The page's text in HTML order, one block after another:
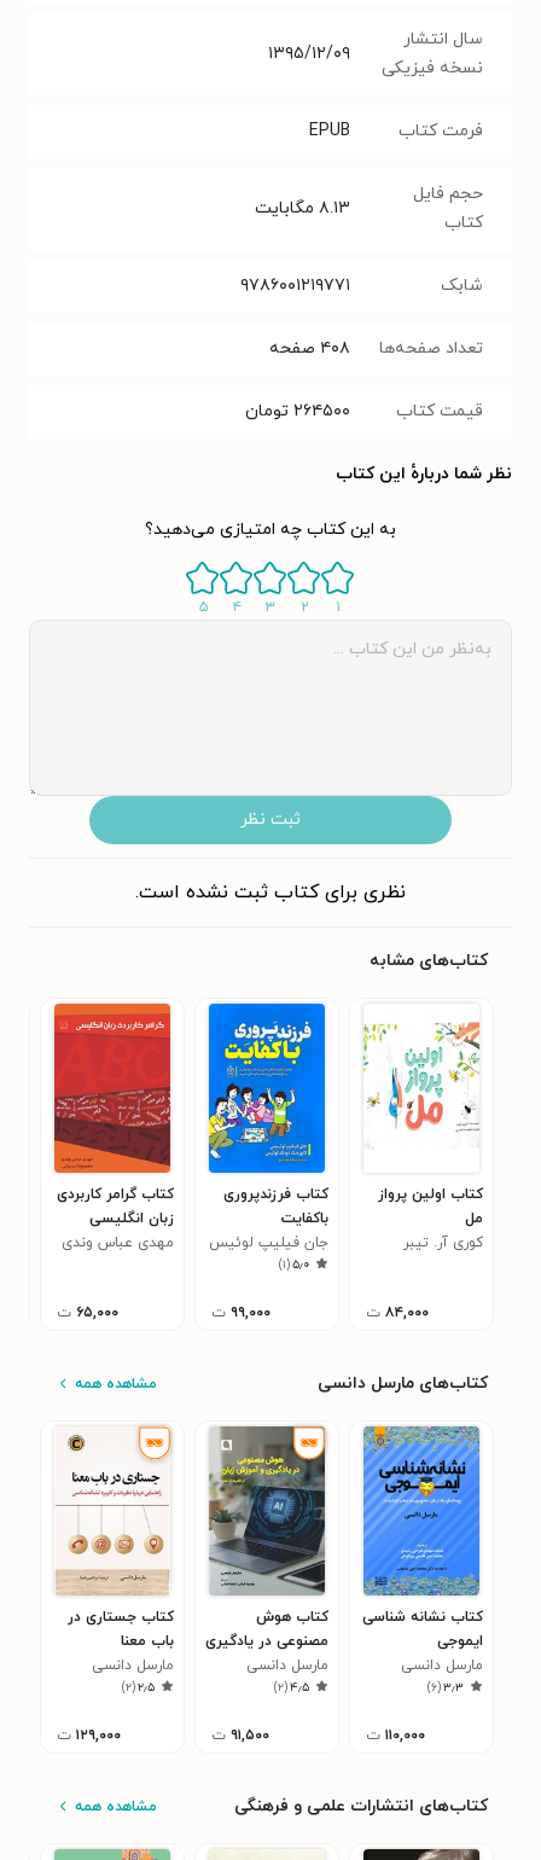
سال انتشار
نسخه فیزیکی
۱۳۹۵/۱۲/۰۹
فرمت کتاب EPUB
حجم فایل
کتاب
۸.۱۳ مگابایت
شابک ۹۷۸۶۰۰۱۲۱۹۷۷۱
تعداد صفحه‌ها ۴۰۸ صفحه
قیمت کتاب ۲۶۴۵۰۰ تومان
نظر شما دربارهٔ این کتاب
به این کتاب چه امتیازی می‌دهید؟
۱ ۲ ۳ ۴ ۵
ثبت نظر
نظری برای کتاب ثبت نشده است.
کتاب‌های مشابه
کتاب اولین پرواز
مل
کوری آر. تیبر
۸۴,۰۰۰ ت
کتاب فرزندپروری
باکفایت
جان فیلیپ لوئیس
۵٫۰(۱)
۹۹,۰۰۰ ت
کتاب گرامر کاربردی
زبان انگلیسی
مهدی عباس وندی
۶۵,۰۰۰ ت
کتاب‌های مارسل دانسی مشاهده همه
کتاب نشانه شناسی
ایموجی
مارسل دانسی
۳٫۳(۶)
۱۱۰,۰۰۰ ت
کتاب هوش
مصنوعی در یادگیری
و آموزش زبان
مارسل دانسی
۴٫۵(۲)
۹۱,۵۰۰ ت
کتاب جستاری در
باب معنا
مارسل دانسی
۲٫۵(۲)
۱۲۹,۰۰۰ ت
کتاب‌های انتشارات علمی و فرهنگی مشاهده همه